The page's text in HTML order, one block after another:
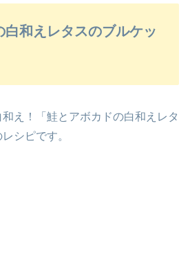
白和えレタスのブルケッ
え！「鮭とアボカドの白和えレタ
シピです。